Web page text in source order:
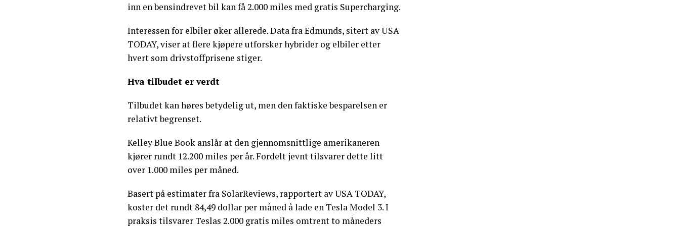
inn en bensindrevet bil kan få 2.000 miles med gratis Supercharging.
Interessen for elbiler øker allerede. Data fra Edmunds, sitert av USA
TODAY, viser at flere kjøpere utforsker hybrider og elbiler etter
hvert som drivstoffprisene stiger.
Hva tilbudet er verdt
Tilbudet kan høres betydelig ut, men den faktiske besparelsen er
relativt begrenset.
Kelley Blue Book anslår at den gjennomsnittlige amerikaneren
kjører rundt 12.200 miles per år. Fordelt jevnt tilsvarer dette litt
over 1.000 miles per måned.
Basert på estimater fra SolarReviews, rapportert av USA TODAY,
koster det rundt 84,49 dollar per måned å lade en Tesla Model 3. I
praksis tilsvarer Teslas 2.000 gratis miles omtrent to måneders